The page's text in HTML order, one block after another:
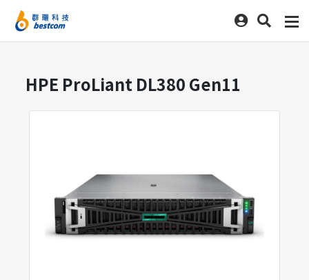
HPE ProLiant DL380 Gen11